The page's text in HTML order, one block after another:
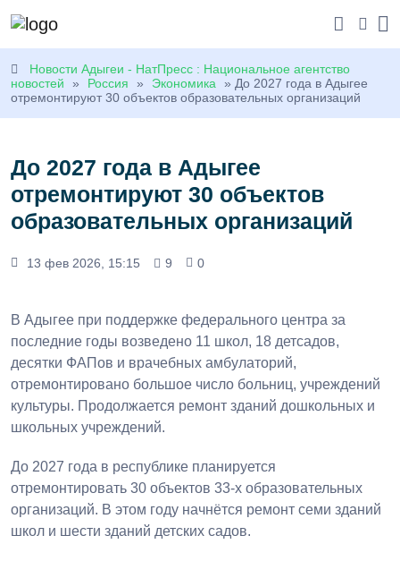
Новости Адыгеи - НатПресс : Национальное агентство
новостей
» Россия » Экономика » До 2027 года в Адыгее
отремонтируют 30 объектов образовательных организаций
До 2027 года в Адыгее
отремонтируют 30 объектов
образовательных организаций
13 фев 2026, 15:15 9 0
В Адыгее при поддержке федерального центра за
последние годы возведено 11 школ, 18 детсадов,
десятки ФАПов и врачебных амбулаторий,
отремонтировано большое число больниц, учреждений
культуры. Продолжается ремонт зданий дошкольных и
школьных учреждений.
До 2027 года в республике планируется
отремонтировать 30 объектов 33-х образовательных
организаций. В этом году начнётся ремонт семи зданий
школ и шести зданий детских садов.